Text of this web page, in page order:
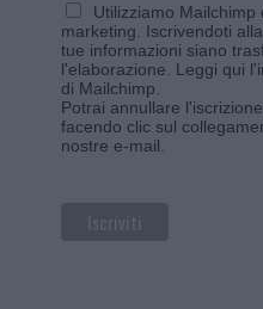
Utilizziamo
marketing. Iscrivendoti
tue informazioni siano
l'elaborazione. Leggi qui
di Mailchimp
Potrai annullare
facendo clic sul
nostre e-mail.